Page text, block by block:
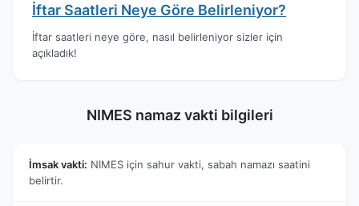
İftar Saatleri Neye Göre Belirleniyor?
İftar saatleri neye göre, nasıl belirleniyor sizler için
açıkladık!
NIMES namaz vakti bilgileri
İmsak vakti: NIMES için sahur vakti, sabah namazı saatini
belirtir.